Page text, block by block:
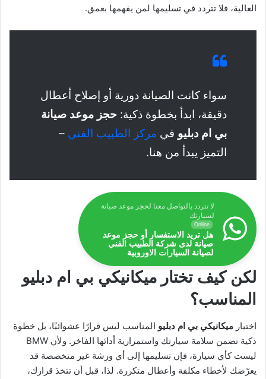
العالية، فلا تتردد في تسليمها لمن يفهمها بعمق.
سواء كانت الصيانة دورية أو إصلاح أعطال
دقيقة، ابدأ بخطوة ذكية: حجز موعد صيانة
بي ام دبليو في مركز الطبيب الفني –
التميز يبدأ من هنا.
لا تتردد بالتواصل معنا لحجز موعد صيانة
لسيارتك
Online
هل تريد الاستفسار أو حجز موعد
صيانة لدى شركة الطبيب الفني
لصيانة السيارات الاوروبية
لكن كيف تختار ميكانيكي بي ام دبليو
المناسب؟
اختيار ميكانيكي بي ام دبليو المناسب ليس قرارًا عشوائيًا، بل خطوة
ذكية تضمن سلامة سيارتك واستمرارية أدائها الفاخر. ولأن BMW
ليست كأي سيارة، فإن تسليمها إلى أي ورشة غير متخصصة قد
يعرّضك لأخطاء مكلفة وأعطال متكررة. لذا، قبل أن تتخذ قرارك،